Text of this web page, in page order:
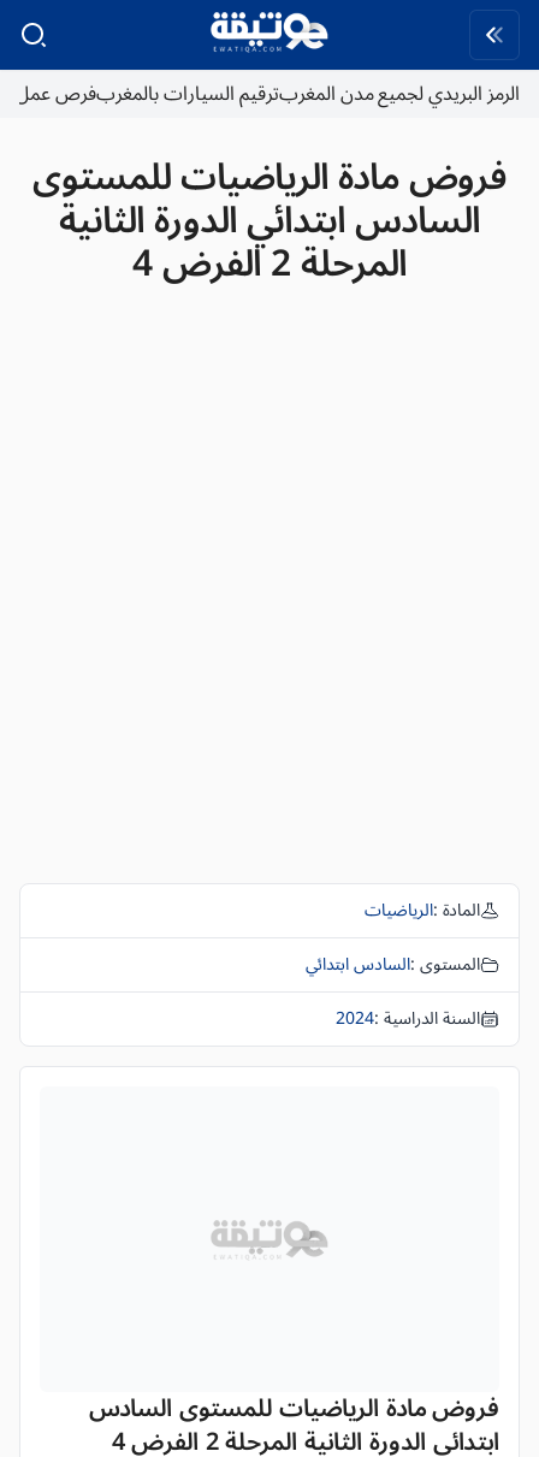
الرمز البريدي لجميع مدن المغربترقيم السيارات بالمغربفرص عمل
فروض مادة الرياضيات للمستوى
السادس ابتدائي الدورة الثانية
المرحلة 2 الفرض 4
المادة :الرياضيات
المستوى :السادس ابتدائي
السنة الدراسية :2024
فروض مادة الرياضيات للمستوى السادس
ابتدائي الدورة الثانية المرحلة 2 الفرض 4